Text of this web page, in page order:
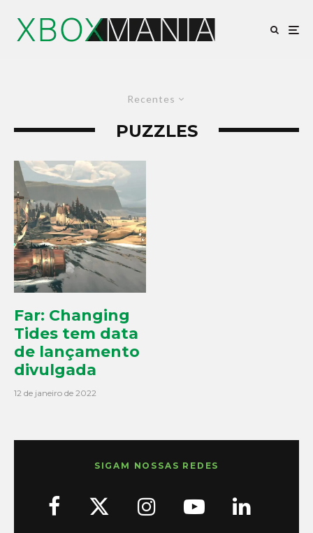
Recentes
PUZZLES
Far: Changing
Tides tem data
de lançamento
divulgada
12 de janeiro de 2022
SIGAM NOSSAS REDES